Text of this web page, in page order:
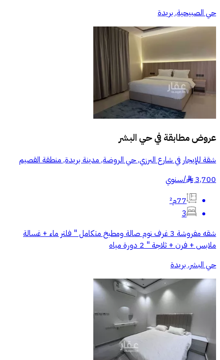
حي الصبيحية, بريدة
عروض مطابقة فيحي البشر
شقة للإيجار في شارع البرزي, حي الروضة, مدينة بريدة, منطقة القصيم
3,700
§
/سنوي
77م²
3
شقه مفروشة 3 غرف نوم صالة ومطبخ متكامل " فلتر ماء + غسالة
ملابس + فرن + ثلاجة " 2 دورة مياه
حي البشر, بريدة